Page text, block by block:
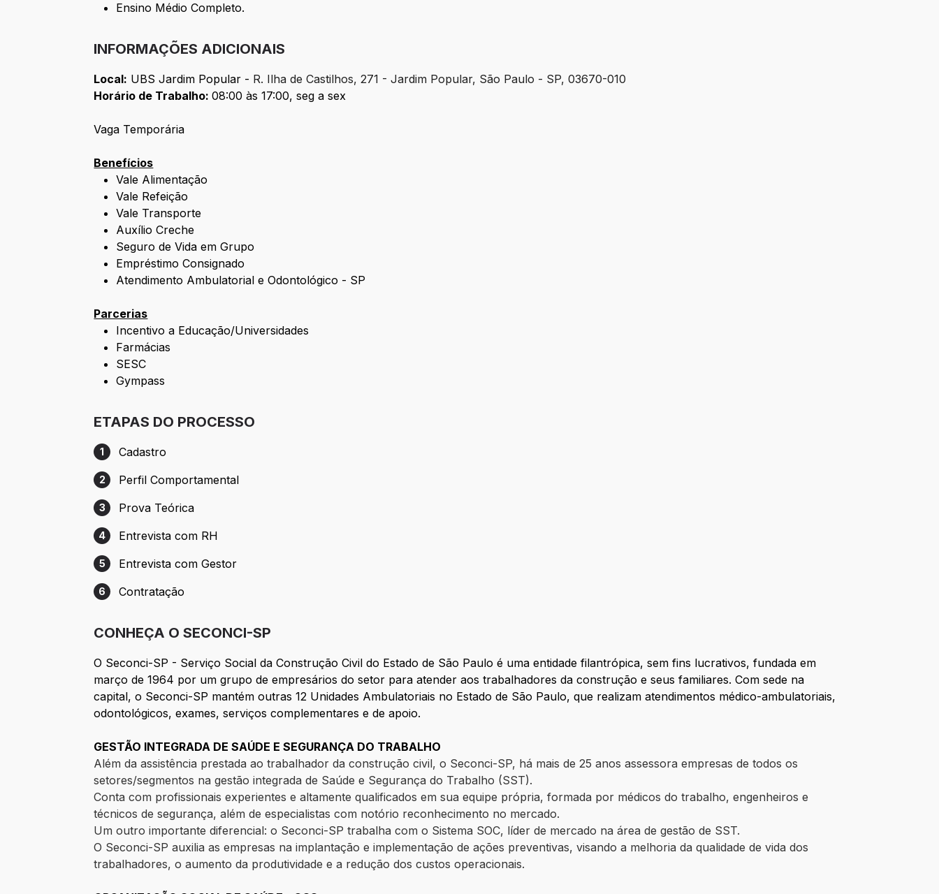
Ensino Médio Completo.
INFORMAÇÕES ADICIONAIS
Local: UBS Jardim Popular - R. Ilha de Castilhos, 271 - Jardim Popular, São Paulo - SP, 03670-010
Horário de Trabalho:08:00 às 17:00, seg a sex
Vaga Temporária
Benefícios
Vale Alimentação
Vale Refeição
Vale Transporte
Auxílio Creche
Seguro de Vida em Grupo
Empréstimo Consignado
Atendimento Ambulatorial e Odontológico - SP
Parcerias
Incentivo a Educação/Universidades
Farmácias
SESC
Gympass
ETAPAS DO PROCESSO
Etapa 1: Cadastro
1 Cadastro
Etapa 2: Perfil Comportamental
2 Perfil Comportamental
Etapa 3: Prova Teórica
3 Prova Teórica
Etapa 4: Entrevista com RH
4 Entrevista com RH
Etapa 5: Entrevista com Gestor
5 Entrevista com Gestor
Etapa 6: Contratação
6 Contratação
CONHEÇA O SECONCI-SP
O Seconci-SP - Serviço Social da Construção Civil do Estado de São Paulo é uma entidade filantrópica, sem fins lucrativos, fundada em
março de 1964 por um grupo de empresários do setor para atender aos trabalhadores da construção e seus familiares. Com sede na
capital, o Seconci-SP mantém outras 12 Unidades Ambulatoriais no Estado de São Paulo, que realizam atendimentos médico-ambulatoriais,
odontológicos, exames, serviços complementares e de apoio.
GESTÃO INTEGRADA DE SAÚDE E SEGURANÇA DO TRABALHO
Além da assistência prestada ao trabalhador da construção civil, o Seconci-SP, há mais de 25 anos assessora empresas de todos os
setores/segmentos na gestão integrada de Saúde e Segurança do Trabalho (SST).
Conta com profissionais experientes e altamente qualificados em sua equipe própria, formada por médicos do trabalho, engenheiros e
técnicos de segurança, além de especialistas com notório reconhecimento no mercado.
Um outro importante diferencial: o Seconci-SP trabalha com o Sistema SOC, líder de mercado na área de gestão de SST.
O Seconci-SP auxilia as empresas na implantação e implementação de ações preventivas, visando a melhoria da qualidade de vida dos
trabalhadores, o aumento da produtividade e a redução dos custos operacionais.